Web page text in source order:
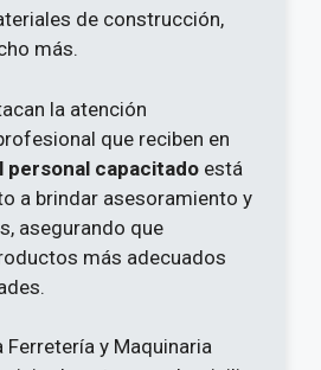
de construcción,
más.
la atención
que reciben en
personal capacitado está
a brindar asesoramiento y
asegurando que
más adecuados
Ferretería y Maquinaria